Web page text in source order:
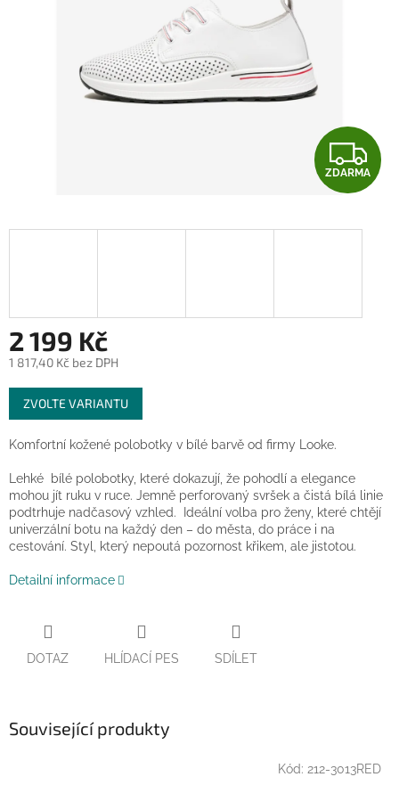
Z
D
ZDARMA
2 199 Kč
1 817,40 Kč bez DPH
Měrná
cena:
ZVOLTE VARIANTU
Komfortní kožené polobotky v bílé barvě od firmy Looke.
Lehké bílé polobotky, které dokazují, že pohodlí a elegance
mohou jít ruku v ruce. Jemně perforovaný svršek a čistá bílá linie
podtrhuje nadčasový vzhled. Ideální volba pro ženy, které chtějí
univerzální botu na každý den – do města, do práce i na
cestování. Styl, který nepoutá pozornost křikem, ale jistotou.
Detailní informace
DOTAZ HLÍDACÍ PES SDÍLET
Související produkty
Kód: 212-3013RED